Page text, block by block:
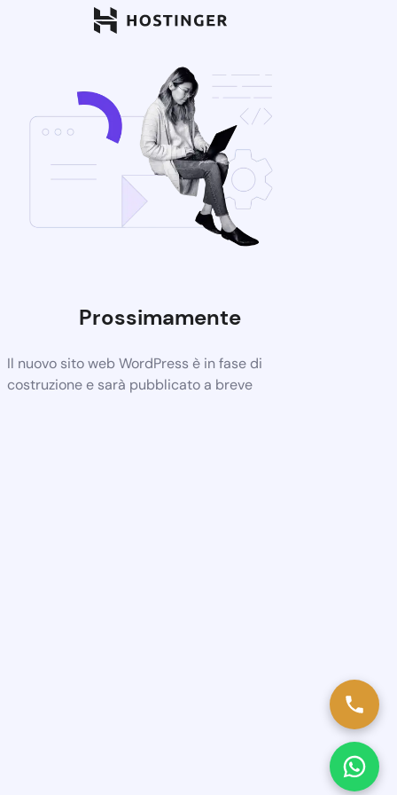
Prossimamente
Il nuovo sito web WordPress è in fase di
costruzione e sarà pubblicato a breve